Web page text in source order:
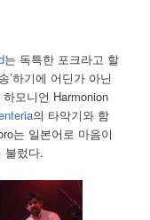
는 독특한 포크라고 할
’하기에 어딘가 아닌
모니언 Harmonion
의 타악기와 함
는 일본어로 마음이
불렀다.